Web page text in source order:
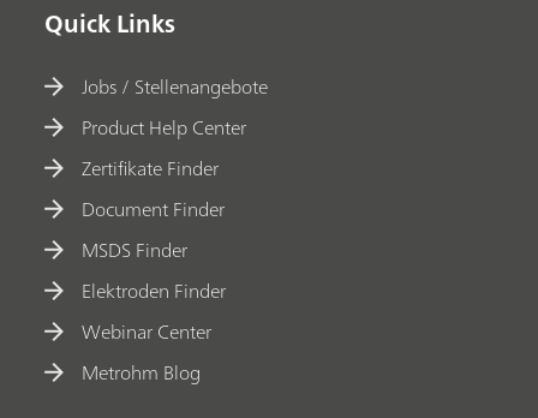
Quick Links
Jobs / Stellenangebote
Product Help Center
Zertifikate Finder
Document Finder
MSDS Finder
Elektroden Finder
Webinar Center
Metrohm Blog